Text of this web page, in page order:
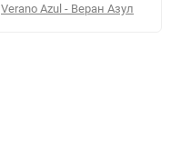
Verano Azul - Веран Азул